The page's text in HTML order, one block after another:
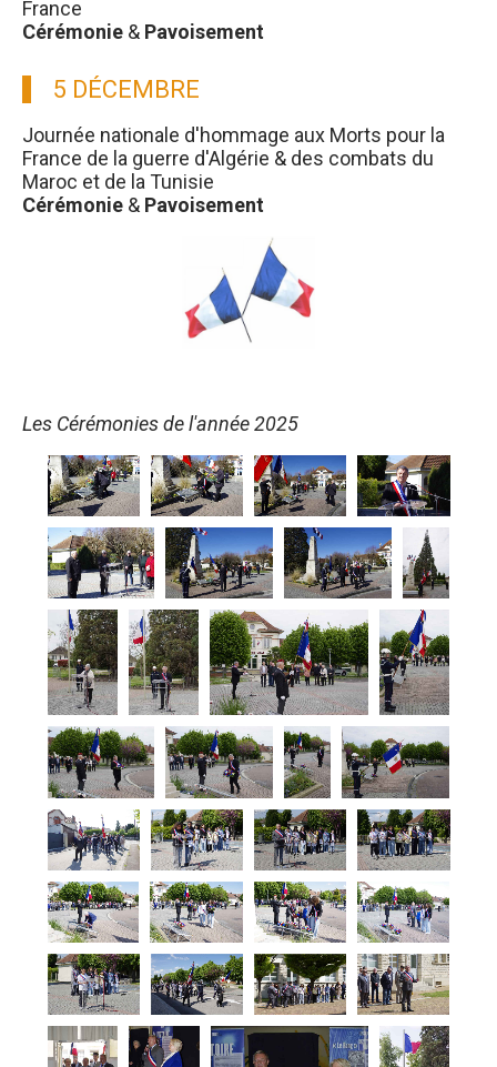
France
Cérémonie & Pavoisement
5 DÉCEMBRE
Journée nationale d'hommage aux Morts pour la
France de la guerre d'Algérie & des combats du
Maroc et de la Tunisie
Cérémonie & Pavoisement
Les Cérémonies de l'année 2025